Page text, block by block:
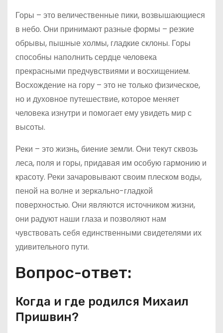
Горы – это величественные пики, возвышающиеся
в небо. Они принимают разные формы – резкие
обрывы, пышные холмы, гладкие склоны. Горы
способны наполнить сердце человека
прекрасными предчувствиями и восхищением.
Восхождение на гору – это не только физическое,
но и духовное путешествие, которое меняет
человека изнутри и помогает ему увидеть мир с
высоты.
Реки – это жизнь, биение земли. Они текут сквозь
леса, поля и горы, придавая им особую гармонию и
красоту. Реки зачаровывают своим плеском воды,
пеной на волне и зеркально-гладкой
поверхностью. Они являются источником жизни,
они радуют наши глаза и позволяют нам
чувствовать себя единственными свидетелями их
удивительного пути.
Вопрос-ответ:
Когда и где родился Михаил
Пришвин?